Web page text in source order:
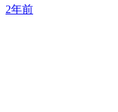
2年前